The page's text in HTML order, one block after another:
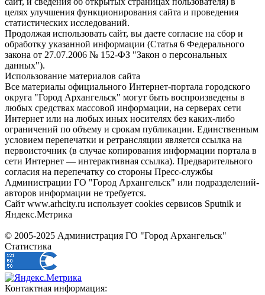
целях улучшения функционирования сайта и проведения
статистических исследований.
Продолжая использовать сайт, вы даете согласие на сбор и
обработку указанной информации (Статья 6 Федерального
закона от 27.07.2006 № 152-ФЗ "Закон о персональных
данных").
Использование материалов сайта
Все материалы официального Интернет-портала городского
округа "Город Архангельск" могут быть воспроизведены в
любых средствах массовой информации, на серверах сети
Интернет или на любых иных носителях без каких-либо
ограничений по объему и срокам публикации. Единственным
условием перепечатки и ретрансляции является ссылка на
первоисточник (в случае копирования информации портала в
сети Интернет — интерактивная ссылка). Предварительного
согласия на перепечатку со стороны Пресс-службы
Администрации ГО "Город Архангельск" или подразделений-
авторов информации не требуется.
Сайт www.arhcity.ru использует cookies сервисов Sputnik и
Яндекс.Метрика
© 2005-2025 Администрация ГО "Город Архангельск"
Статистика
Контактная информация: